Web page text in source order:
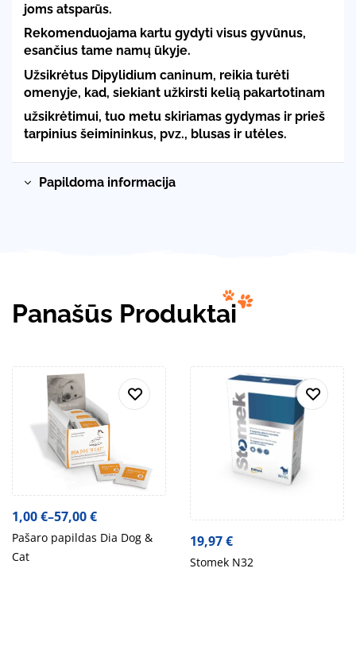
joms atsparūs.
Rekomenduojama kartu gydyti visus gyvūnus,
esančius tame namų ūkyje.
Užsikrėtus Dipylidium caninum, reikia turėti
omenyje, kad, siekiant užkirsti kelią pakartotinam
užsikrėtimui, tuo metu skiriamas gydymas ir prieš
tarpinius šeimininkus, pvz., blusas ir utėles.
Papildoma informacija
Panašūs Produktai
1,00€–57,00€
Pašaro papildas Dia Dog &
Cat
19,97€
Stomek N32